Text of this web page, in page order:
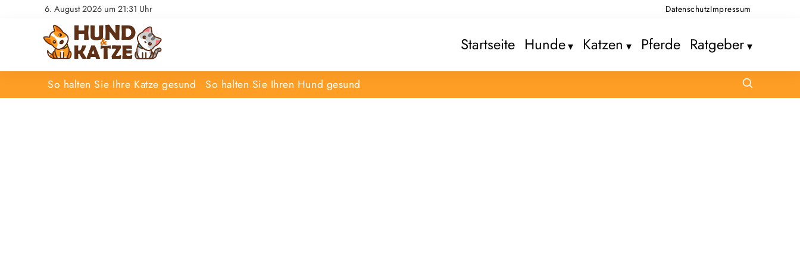
6. August 2026 um 21:31 Uhr DatenschutzImpressum
Startseite Hunde Katzen Pferde Ratgeber
So halten Sie Ihre Katze gesund So halten Sie Ihren Hund gesund